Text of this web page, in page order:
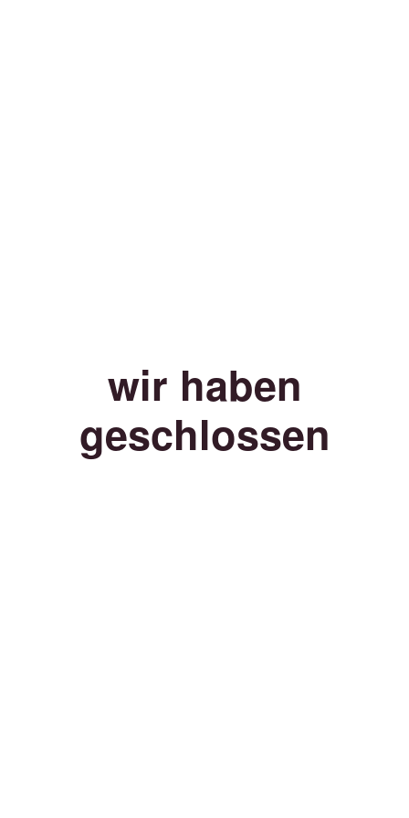
wir haben
geschlossen